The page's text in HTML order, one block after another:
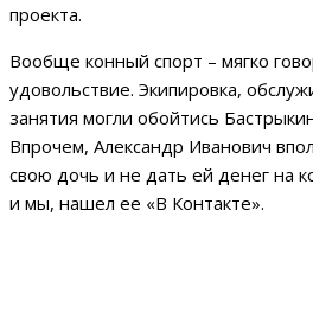
проекта.
Вообще конный спорт – мягко
удовольствие. Экипировка,
занятия могли обойтись
Впрочем, Александр Иванович
свою дочь и не дать ей денег на
и мы, нашел ее «В Контакте».